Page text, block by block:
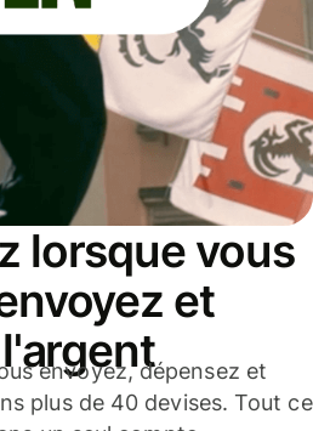
lorsque vous
et
envoyez, dépensez et
plus de 40 devises. Tout ce